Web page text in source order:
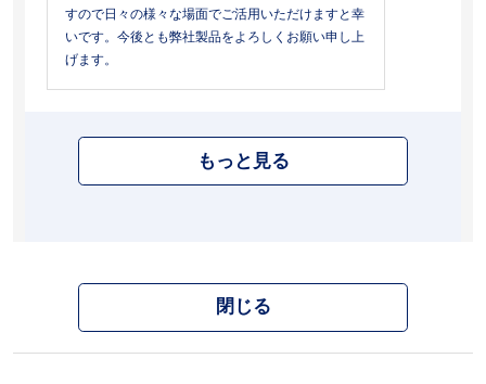
すので日々の様々な場面でご活用いただけますと幸
いです。今後とも弊社製品をよろしくお願い申し上
げます。
もっと見る
閉じる